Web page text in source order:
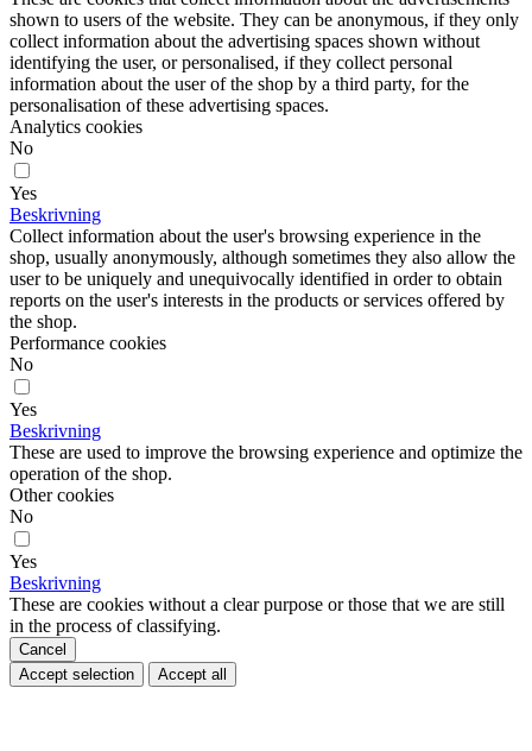
shown to users of the website. They can be anonymous, if they only
collect information about the advertising spaces shown without
identifying the user, or personalised, if they collect personal
information about the user of the shop by a third party, for the
personalisation of these advertising spaces.
Analytics cookies
No
Yes
Beskrivning
Collect information about the user's browsing experience in the
shop, usually anonymously, although sometimes they also allow the
user to be uniquely and unequivocally identified in order to obtain
reports on the user's interests in the products or services offered by
the shop.
Performance cookies
No
Yes
Beskrivning
These are used to improve the browsing experience and optimize the
operation of the shop.
Other cookies
No
Yes
Beskrivning
These are cookies without a clear purpose or those that we are still
in the process of classifying.
Cancel
Accept selection
Accept all